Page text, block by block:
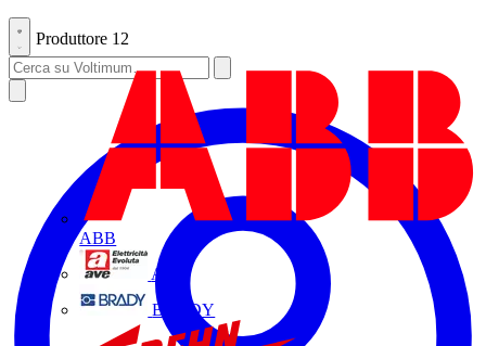
Produttore 12
ABB
AVE
BRADY